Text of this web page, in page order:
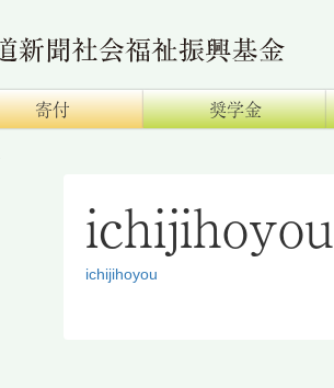
寄付 奨学金
ichijihoyou
ichijihoyou